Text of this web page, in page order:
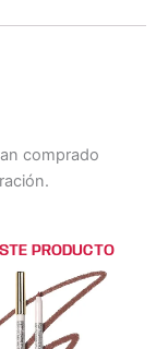
comprado
PRODUCTO
producto
tiene
Este
producto
tiene